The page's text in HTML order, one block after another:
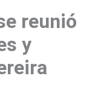
reunió
y